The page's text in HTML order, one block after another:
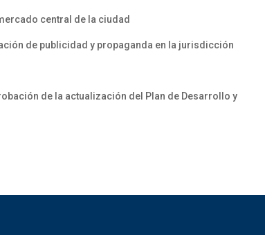
central de la ciudad
de publicidad y propaganda en la jurisdicción
de la actualización del Plan de Desarrollo y